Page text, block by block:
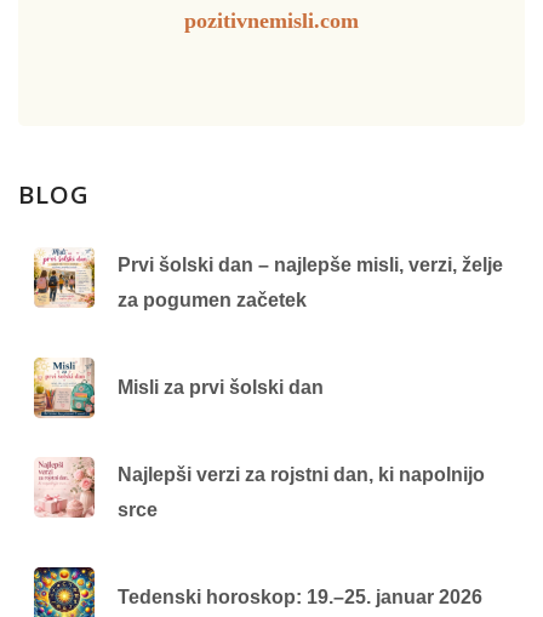
pozitivnemisli.com
BLOG
Prvi šolski dan – najlepše misli, verzi, želje
za pogumen začetek
Misli za prvi šolski dan
Najlepši verzi za rojstni dan, ki napolnijo
srce
Tedenski horoskop: 19.–25. januar 2026